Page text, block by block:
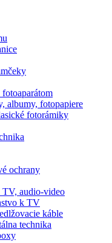
albumy, fotopapiere
fotorámiky
ochrany
TV, audio-video
k TV
káble
technika